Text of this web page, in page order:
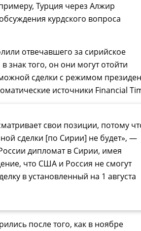
Турция через Алжир
курдского вопроса
отвечавшего за сирийское
знак того, он они могут отойти
сделки с режимом
источники Financial
свои позиции, потому
сделки [по Сирии] не будет», —
дипломат в Сирии, имея
что США и Россия не смогут
в установленный на 1 августа
после того, как в ноябре